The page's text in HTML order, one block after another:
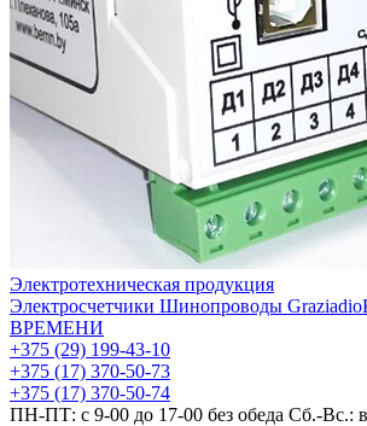
Электротехническая продукция
Электросчетчики Шинопроводы Graziadio
ВРЕМЕНИ
+375 (29) 199-43-10
+375 (17) 370-50-73
+375 (17) 370-50-74
ПН-ПТ: с 9-00 до 17-00 без обеда Сб.-Вс.: